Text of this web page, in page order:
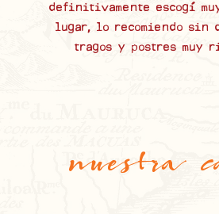
definitivamente escogí
lugar, lo recomiendo sin
tragos y postres muy
nuestra